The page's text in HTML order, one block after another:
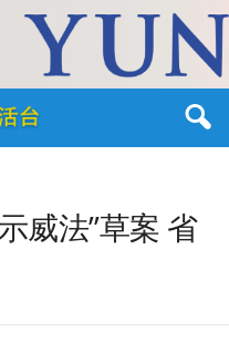
威法”草案 省